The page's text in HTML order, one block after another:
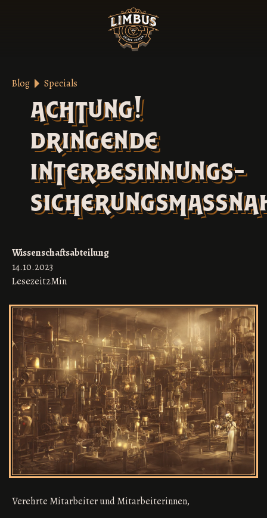
Blog Specials
achtung!
dringende
interbesinnungs-
Wissenschaftsabteilung
14.10.2023
Lesezeit2Min
Verehrte Mitarbeiter und Mitarbeiterinnen,